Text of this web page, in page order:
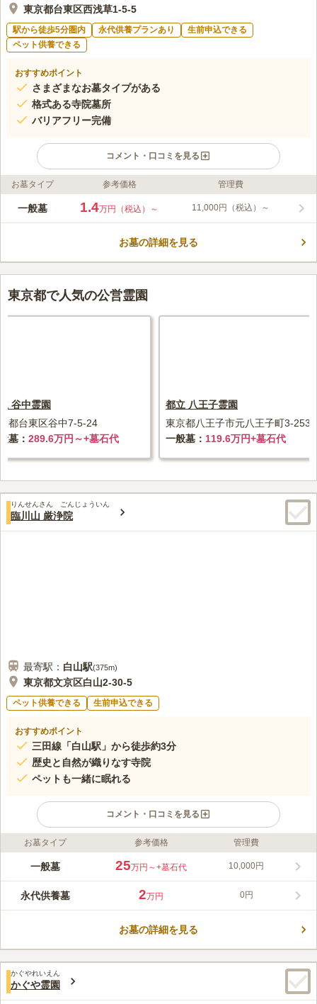
東京都台東区西浅草1-5-5
駅から徒歩5分圏内 永代供養プランあり
生前申込できる
ペット供養できる
おすすめポイント
さまざまなお墓タイプがある
格式ある寺院墓所
バリアフリー完備
コメント・口コミを見る
ライフドット編集部のコメント
「田原町駅」「浅草駅」「上野駅」と、複数の最寄り駅から徒歩
呼ばれてきた浄土真宗東本願寺派 本山 東本願寺では、古い歴史
口コミ評価
みんなの評価
4.0
自宅から近いので自宅の近くにある花屋で買ってから行くことが
多い。お線香は寺で買うことが多い。火をつけてもらえるので便利。花は
お墓タイプ 参考価格 管理費
一般墓 1.4万円（税込）～ 11,000円（税込）～
お墓の詳細を見る
東京都で人気の公営霊園
谷中霊園
都台東区谷中7-5-24
墓
289.6万円～+墓石代
都立 八王子霊園
東京都八王子市元八王子町3-2536
一般墓
119.6万円+墓石代
りんせんさん ごんじょういん
臨川山 厳浄院
最寄駅： 白山駅(375m)
東京都文京区白山2-30-5
ペット供養できる 生前申込できる
おすすめポイント
三田線「白山駅」から徒歩約3分
歴史と自然が織りなす寺院
ペットも一緒に眠れる
コメント・口コミを見る
ライフドット編集部のコメント
約380年の歴史を経た現在、都会の中で失いつつある木造建築、
ます。地下鉄「白山駅」より徒歩3分というアクセス良好な位置
にあります。水子の供養や、ペットの葬儀・供養も行っているお
この霊園はまだ誰からも評価されていません。
お墓タイプ 参考価格 管理費
一般墓 25万円～+墓石代 10,000円
永代供養墓 2万円 0円
お墓の詳細を見る
かぐやれいえん
かぐや霊園